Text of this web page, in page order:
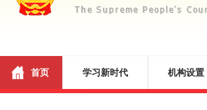
首页 学习新时代 机构设置